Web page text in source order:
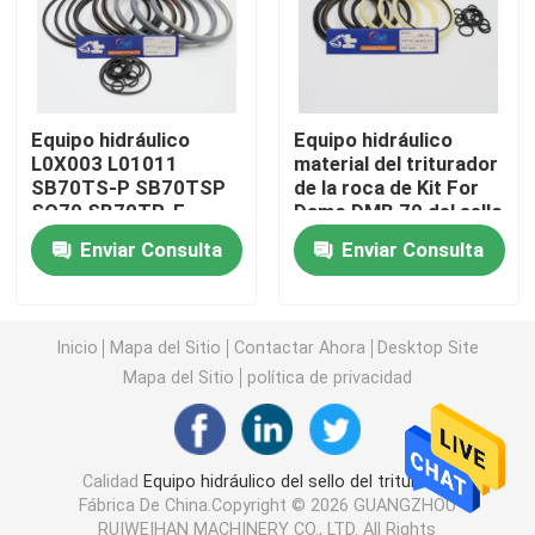
Excavador Seal Kit
equipo del sello del jcb
Equipo del sello de KOMATSU
Sello de aceite hidráulico
Sello hidráulico del polvo
Sello hidráulico del pistón
Equipo hidráulico
L0X003 L01011
SB70TS-P SB70TSP
SQ70 SB70TR-F
SB70TRF del sello del
triturador de SOOSAN
SB70
Enviar Consulta
Equipo hidráulico
material del triturador
de la roca de Kit For
Damo DMB 70 del sello
del martillo de PTFE
Enviar Consulta
Inicio Mapa del Sitio Contactar Ahora
Desktop Site
Mapa del Sitio
política de privacidad
Calidad Equipo hidráulico del sello del triturador
Fábrica De China.Copyright © 2026 GUANGZHOU
RUIWEIHAN MACHINERY CO., LTD. All Rights